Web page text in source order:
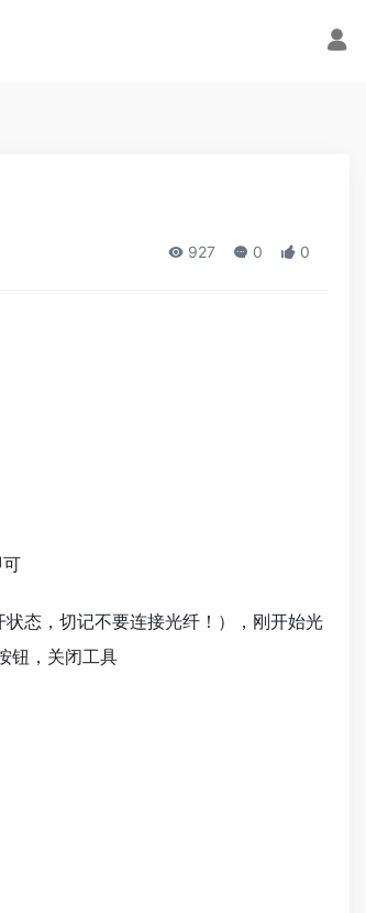
927 0 0
态，切记不要连接光纤！），刚开始光
钮，关闭工具